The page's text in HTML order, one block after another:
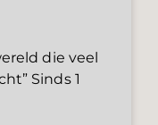
die veel
Sinds 1